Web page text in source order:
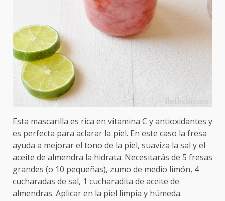
Esta mascarilla es rica en vitamina C y antioxidantes y
es perfecta para aclarar la piel. En este caso la fresa
ayuda a mejorar el tono de la piel, suaviza la sal y el
aceite de almendra la hidrata. Necesitarás de 5 fresas
grandes (o 10 pequeñas), zumo de medio limón, 4
cucharadas de sal, 1 cucharadita de aceite de
almendras. Aplicar en la piel limpia y húmeda.